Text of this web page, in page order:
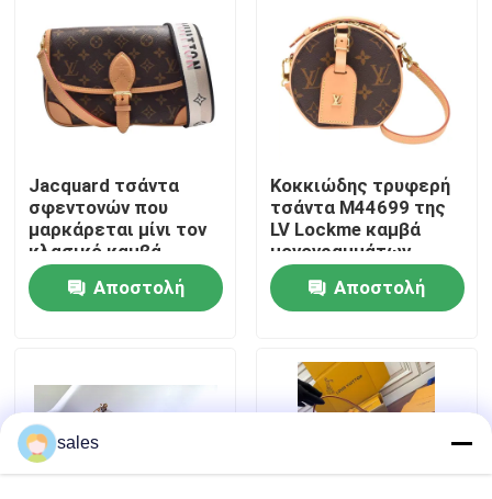
Περίπου εμείς
Γύρος εργοστασίων
Ποιοτικός έλεγχος
Μας ελάτε σε επαφή με
Περιπτώσεις
Jacquard τσάντα
σφεντονών που
μαρκάρεται μίνι τον
κλασικό καμβά
μονογραμμάτων
τσαντών της Diane LV
Αποστολή
Κοκκιώδης τρυφερή
τσάντα M44699 της
LV Lockme καμβά
μονογραμμάτων
δερμάτων βοδιού
Αποστολή
sales